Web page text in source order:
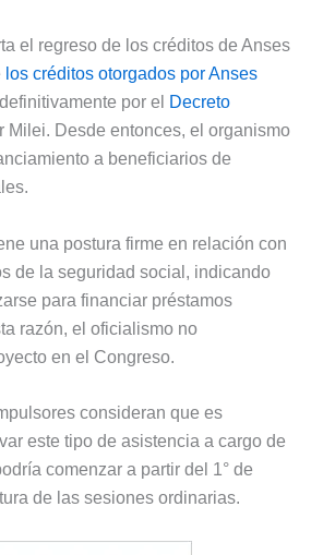
el regreso de los créditos de Anses
los créditos otorgados por Anses
definitivamente por el
Decreto
Milei. Desde entonces, el organismo
a beneficiarios de
una postura firme en relación con
de la seguridad social, indicando
para financiar préstamos
razón, el oficialismo no
en el Congreso.
consideran que es
este tipo de asistencia a cargo de
comenzar a partir del 1° de
de las sesiones ordinarias.